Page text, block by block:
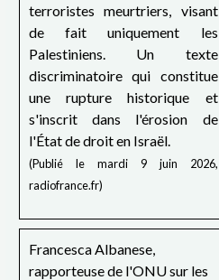
terroristes meurtriers, visant
de fait uniquement les
Palestiniens. Un texte
discriminatoire qui constitue
une rupture historique et
s'inscrit dans l'érosion de
l'État de droit en Israël.
(Publié le mardi 9 juin 2026,
radiofrance.fr)
Francesca Albanese,
rapporteuse de l'ONU sur les